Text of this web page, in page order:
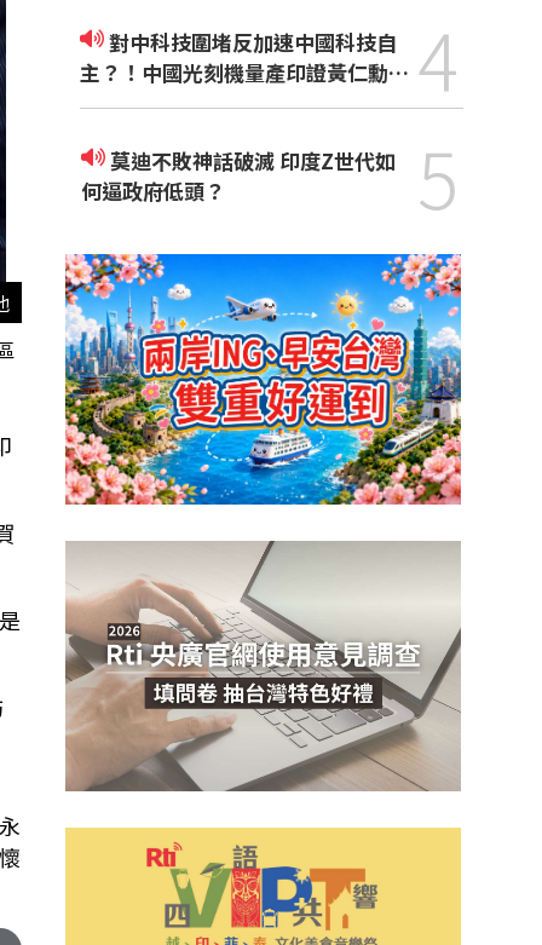
對中科技圍堵反加速中國科技自
主？！中國光刻機量產印證黃仁勳觀
點
4
莫迪不敗神話破滅 印度Z世代如
何逼政府低頭？
5